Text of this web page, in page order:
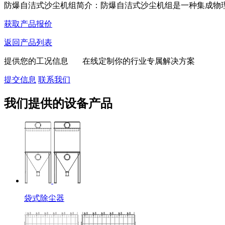
防爆自洁式沙尘机组简介：防爆自洁式沙尘机组是一种集成物
获取产品报价
返回产品列表
提供您的工况信息 在线定制你的行业专属解决方案
提交信息 联系我们
我们提供的设备产品
袋式除尘器